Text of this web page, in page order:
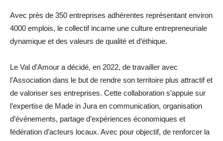
Avec près de 350 entreprises adhérentes représentant environ
4000 emplois, le collectif incarne une culture entrepreneuriale
dynamique et des valeurs de qualité et d’éthique.
Le Val d’Amour a décidé, en 2022, de travailler avec
l’Association dans le but de rendre son territoire plus attractif et
de valoriser ses entreprises. Cette collaboration s’appuie sur
l’expertise de Made in Jura en communication, organisation
d’événements, partage d’expériences économiques et
fédération d’acteurs locaux. Avec pour objectif, de renforcer la